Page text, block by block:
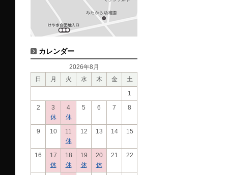
カレンダー
2026年8月
日
月 火 水 木 金
土
1
2
3
休
4
休
5 6 7 8
9 10
11
休
12 13 14 15
16
17
休
18
休
19
休
20
休
21 22